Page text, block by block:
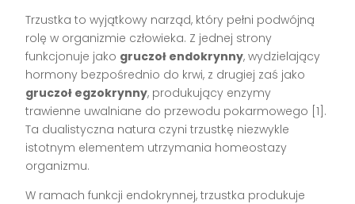
Trzustka to wyjątkowy narząd, który pełni podwójną
rolę w organizmie człowieka. Z jednej strony
funkcjonuje jako gruczoł endokrynny, wydzielający
hormony bezpośrednio do krwi, z drugiej zaś jako
gruczoł egzokrynny, produkujący enzymy
trawienne uwalniane do przewodu pokarmowego [1].
Ta dualistyczna natura czyni trzustkę niezwykle
istotnym elementem utrzymania homeostazy
organizmu.
W ramach funkcji endokrynnej, trzustka produkuje